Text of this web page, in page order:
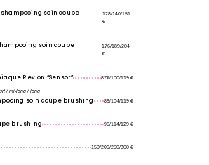
soin coupe
128/140/151
€
soin coupe
176/189/204
€
Revlon “Sensor” 87€/100/119 €
/ mi-long / long
soin coupe brushing 88/104/119 €
brushing 96/114/129 €
150/200/250/300 €